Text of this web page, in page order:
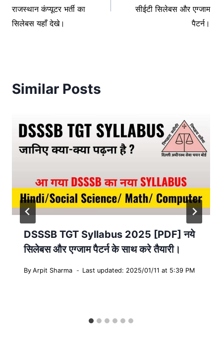
राजस्थान कंप्यूटर भर्ती का
सिलेबस यहाँ देखे।
सीईटी सिलेबस और एग्जाम
पैटर्न।
Similar Posts
DSSSB TGT Syllabus 2025 [PDF] नये
सिलेबस और एग्जाम पैटर्न के साथ करे तैयारी।
By Arpit Sharma Last updated: 2025/01/11 at 5:39 PM